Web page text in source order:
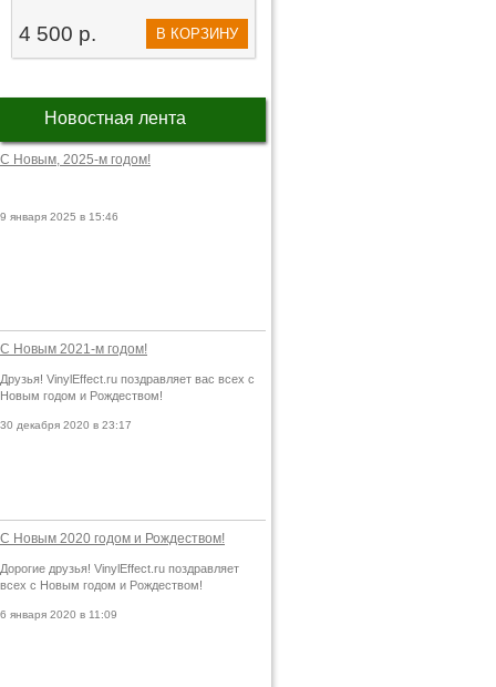
4 500 р. В КОРЗИНУ
Новостная лента
С Новым, 2025-м годом!
9 января 2025 в 15:46
С Новым 2021-м годом!
Друзья! VinylEffect.ru поздравляет вас всех с
Новым годом и Рождеством!
30 декабря 2020 в 23:17
С Новым 2020 годом и Рождеством!
Дорогие друзья! VinylEffect.ru поздравляет
всех с Новым годом и Рождеством!
6 января 2020 в 11:09